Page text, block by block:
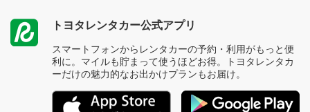
トヨタレンタカー公式アプリ
スマートフォンからレンタカーの予約・利用がもっと便
利に。マイルも貯まって使うほどお得。トヨタレンタカ
ーだけの魅力的なお出かけプランもお届け。